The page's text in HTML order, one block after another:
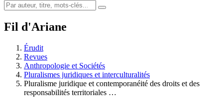
Fil d'Ariane
Érudit
Revues
Anthropologie et Sociétés
Pluralismes juridiques et interculturalités
Pluralisme juridique et contemporanéité des droits et des
responsabilités territoriales …